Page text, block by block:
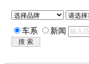
车系 新闻